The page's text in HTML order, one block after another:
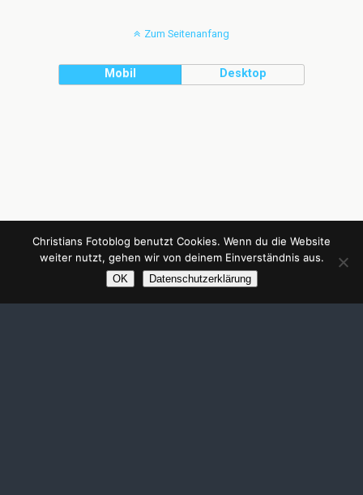
Zum Seitenanfang
Mobil Desktop
Christians Fotoblog benutzt Cookies. Wenn du die Website
weiter nutzt, gehen wir von deinem Einverständnis aus.
OK Datenschutzerklärung